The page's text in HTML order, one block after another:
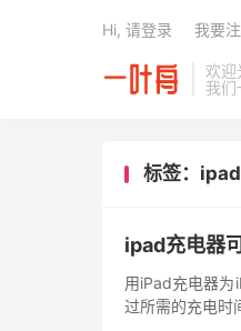
欢迎
我们
Hi, 请登录 我要
标签：
ipad充电器
用iPad充电器为
过所需的充电时